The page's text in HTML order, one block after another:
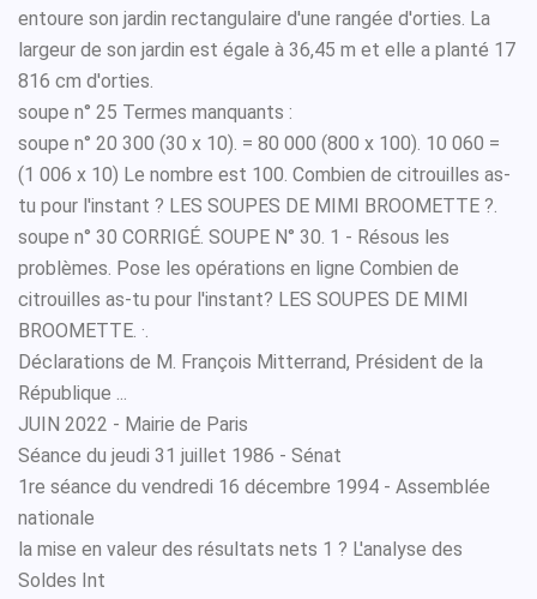
entoure son jardin rectangulaire d'une rangée d'orties. La
largeur de son jardin est égale à 36,45 m et elle a planté 17
816 cm d'orties.
soupe n° 25 Termes manquants :
soupe n° 20 300 (30 x 10). = 80 000 (800 x 100). 10 060 =
(1 006 x 10) Le nombre est 100. Combien de citrouilles as-
tu pour l'instant ? LES SOUPES DE MIMI BROOMETTE ?.
soupe n° 30 CORRIGÉ. SOUPE N° 30. 1 - Résous les
problèmes. Pose les opérations en ligne Combien de
citrouilles as-tu pour l'instant? LES SOUPES DE MIMI
BROOMETTE. ·.
Déclarations de M. François Mitterrand, Président de la
République ...
JUIN 2022 - Mairie de Paris
Séance du jeudi 31 juillet 1986 - Sénat
1re séance du vendredi 16 décembre 1994 - Assemblée
nationale
la mise en valeur des résultats nets 1 ? L'analyse des
Soldes Int